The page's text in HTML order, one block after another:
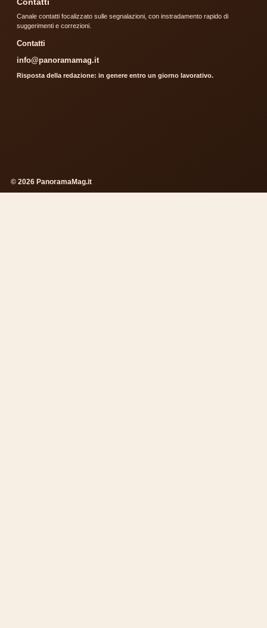
Canale contatti focalizzato sulle segnalazioni, con instradamento rapido di
suggerimenti e correzioni.
Contatti
info@panoramamag.it
Risposta della redazione: in genere entro un giorno lavorativo.
© 2026 PanoramaMag.it